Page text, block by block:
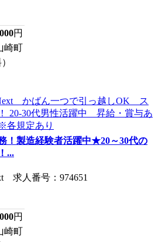
円
崎町
！製造経験者活躍中★20～30代の
...
求人番号：974651
円
崎町